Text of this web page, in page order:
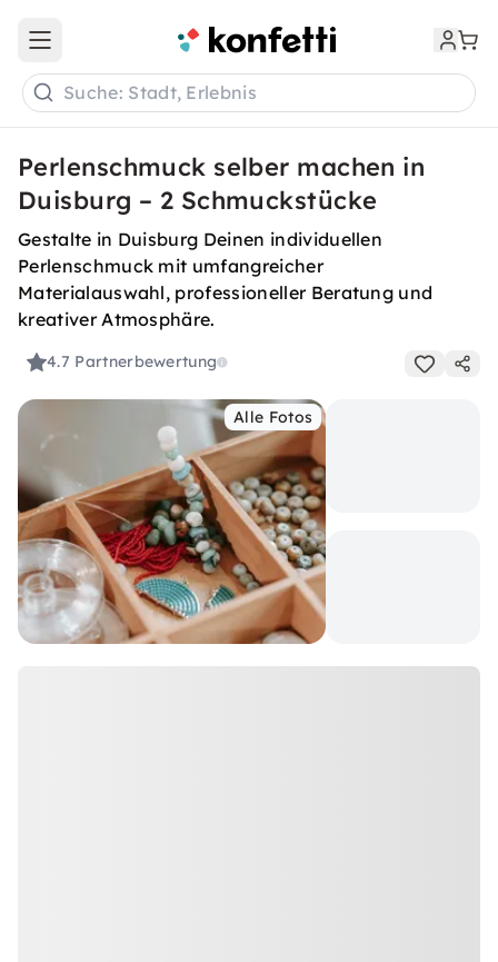
Open main menu
Suche: Stadt, Erlebnis
Perlenschmuck selber machen in
Duisburg – 2 Schmuckstücke
Gestalte in Duisburg Deinen individuellen
Perlenschmuck mit umfangreicher
Materialauswahl, professioneller Beratung und
kreativer Atmosphäre.
4.7 Partnerbewertung
Alle Fotos